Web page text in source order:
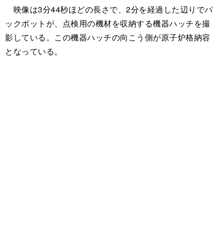
映像は3分44秒ほどの長さで、2分を経過した辺りでパ
ックボットが、点検用の機材を収納する機器ハッチを撮
影している。この機器ハッチの向こう側が原子炉格納容
となっている。